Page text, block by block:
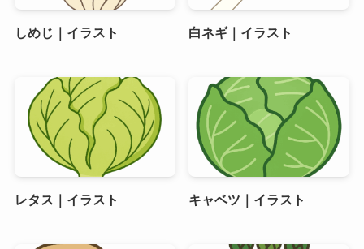
しめじ｜イラスト 白ネギ｜イラスト
レタス｜イラスト キャベツ｜イラスト